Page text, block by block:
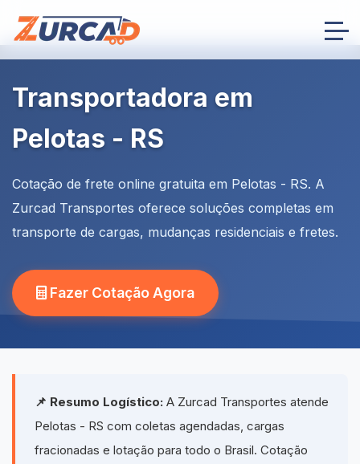
Transportadora em
Pelotas - RS
Cotação de frete online gratuita em Pelotas - RS. A
Zurcad Transportes oferece soluções completas em
transporte de cargas, mudanças residenciais e fretes.
Fazer Cotação Agora
📌 Resumo Logístico: A Zurcad Transportes atende
Pelotas - RS com coletas agendadas, cargas
fracionadas e lotação para todo o Brasil. Cotação